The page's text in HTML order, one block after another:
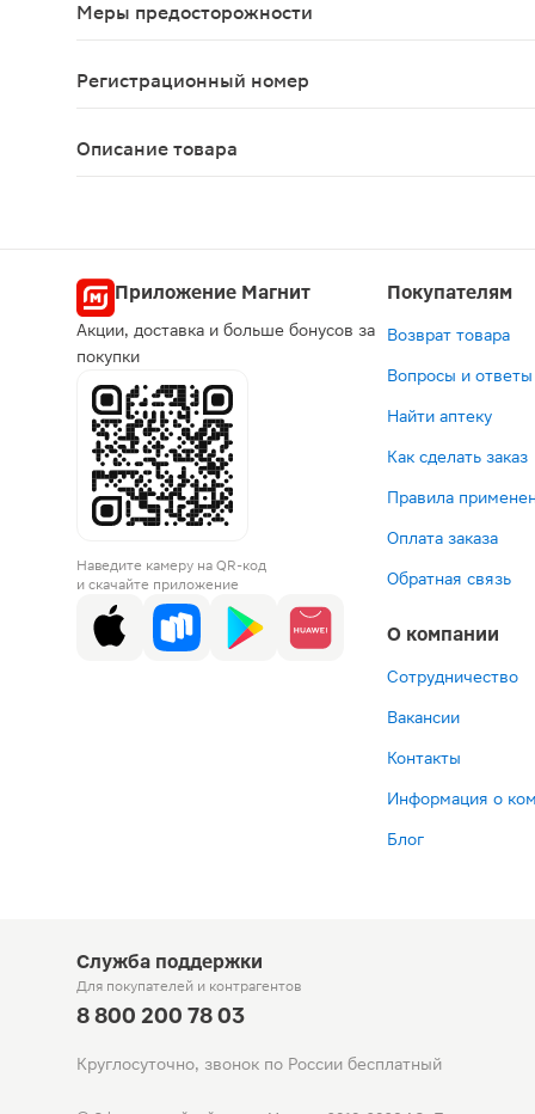
Меры предосторожности
Регистрационный номер
Описание товара
Приложение Магнит
Акции, доставка и больше бонусов за
покупки
Наведите камеру на QR-код
и скачайте приложение
Покупателям
Возврат товара
Вопросы и ответы
Найти аптеку
Как сделать заказ
Правила
Оплата заказа
Обратная связь
О компании
Сотрудничество
Вакансии
Контакты
Информация о
Блог
Служба поддержки
Для покупателей и контрагентов
8 800 200 78 03
Круглосуточно, звонок по России бесплатный